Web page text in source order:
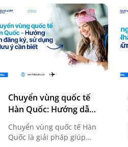
Chuyển vùng quốc tế
Hàn Quốc: Hướng dẫn
đăng ký, sử dụng và
lưu ý cần biết
Chuyển vùng quốc tế Hàn
Quốc là giải pháp giúp